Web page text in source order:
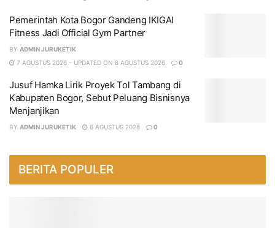
Pemerintah Kota Bogor Gandeng IKIGAI
Fitness Jadi Official Gym Partner
BY ADMIN JURUKETIK
7 AGUSTUS 2026 - UPDATED ON 8 AGUSTUS 2026
0
Jusuf Hamka Lirik Proyek Tol Tambang di
Kabupaten Bogor, Sebut Peluang Bisnisnya
Menjanjikan
BY ADMIN JURUKETIK 6 AGUSTUS 2026 0
BERITA POPULER